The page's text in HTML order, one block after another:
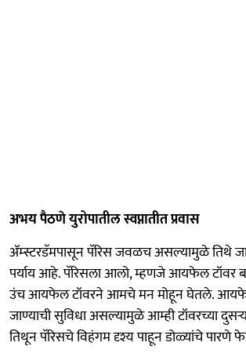
अभय पैठणे युरोपातील स्वप्नातीत प्रवास
ॲम्स्टरडॅमपासून पॅरिस जवळच असल्यामुळे तिथे
पर्याय आहे. पॅरिसला आलो, म्हणजे आयफेल
उंच आयफेल टॉवरने आमचे मन मोहून घेतले.
जाण्याची सुविधा असल्यामुळे आम्ही टॉवरच्या
तिथून पॅरिसचे विहंगम दृश्य पाहून डोळ्यांचे पारणे